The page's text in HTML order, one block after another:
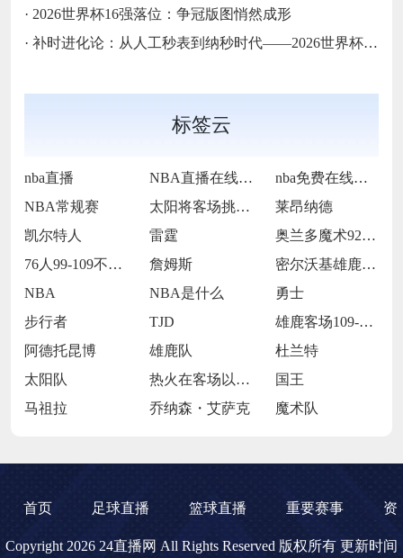
· 2026世界杯16强落位：争冠版图悄然成形
· 补时进化论：从人工秒表到纳秒时代——2026世界杯计时规则展望
标签云
nba直播 NBA直播在线观看
nba免费在线高清直播
NBA常规赛
太阳将客场挑战步行者
莱昂纳德
凯尔特人
雷霆
奥兰多魔术92-105犹他爵士
76人99-109不敌太阳
詹姆斯
密尔沃基雄鹿前锋克里斯·米德尔顿
NBA
NBA是什么
勇士
步行者
TJD
雄鹿客场109-106击败魔术
阿德托昆博
雄鹿队
杜兰特
太阳队
热火在客场以119-98大胜开拓者
国王
马祖拉
乔纳森・艾萨克 魔术队
首页 足球直播 篮球直播 重要赛事 资
Copyright 2026 24直播网 All Rights Reserved 版权所有 更新时间